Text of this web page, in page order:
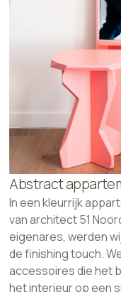
Abstract
In een kleurrijk
van architect 51
eigenares, werden
de finishing touch.
accessoires die het
het interieur op een